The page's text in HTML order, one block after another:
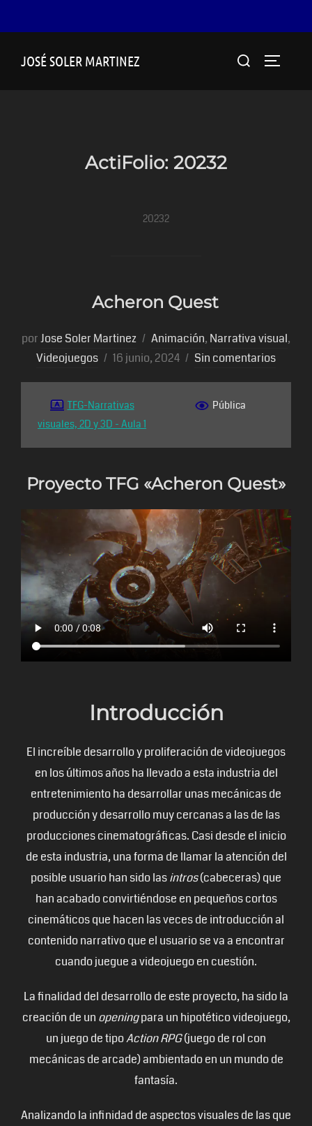
JOSÉ SOLER MARTINEZ Buscar:
ActiFolio: 20232
20232
Acheron Quest
porJose Soler Martinez Animación, Narrativa visual,
Videojuegos
Publicado
16 junio, 2024 Sin comentarios
TFG-Narrativas
visuales, 2D y 3D - Aula 1
Pública
Proyecto TFG «Acheron Quest»
Introducción
El increíble desarrollo y proliferación de videojuegos
en los últimos años ha llevado a esta industria del
entretenimiento ha desarrollar unas mecánicas de
producción y desarrollo muy cercanas a las de las
producciones cinematográficas. Casi desde el inicio
de esta industria, una forma de llamar la atención del
posible usuario han sido lasintros(cabeceras) que
han acabado convirtiéndose en pequeños cortos
cinemáticos que hacen las veces de introducción al
contenido narrativo que el usuario se va a encontrar
cuando juegue a videojuego en cuestión.
La finalidad del desarrollo de este proyecto, ha sido la
creación de un openingpara un hipotético videojuego,
un juego de tipoAction RPG(juego de rol con
mecánicas de arcade) ambientado en un mundo de
fantasía.
Analizando la infinidad de aspectos visuales de las que